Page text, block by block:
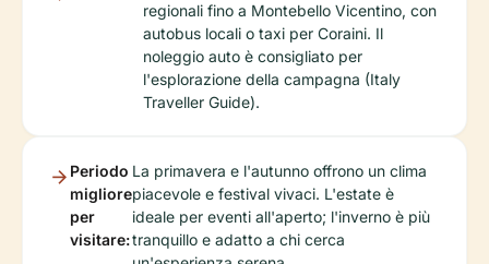
regionali fino a Montebello Vicentino, con
autobus locali o taxi per Coraini. Il
noleggio auto è consigliato per
l'esplorazione della campagna (Italy
Traveller Guide).
Periodo
migliore
per
visitare:
La primavera e l'autunno offrono un clima
piacevole e festival vivaci. L'estate è
ideale per eventi all'aperto; l'inverno è più
tranquillo e adatto a chi cerca